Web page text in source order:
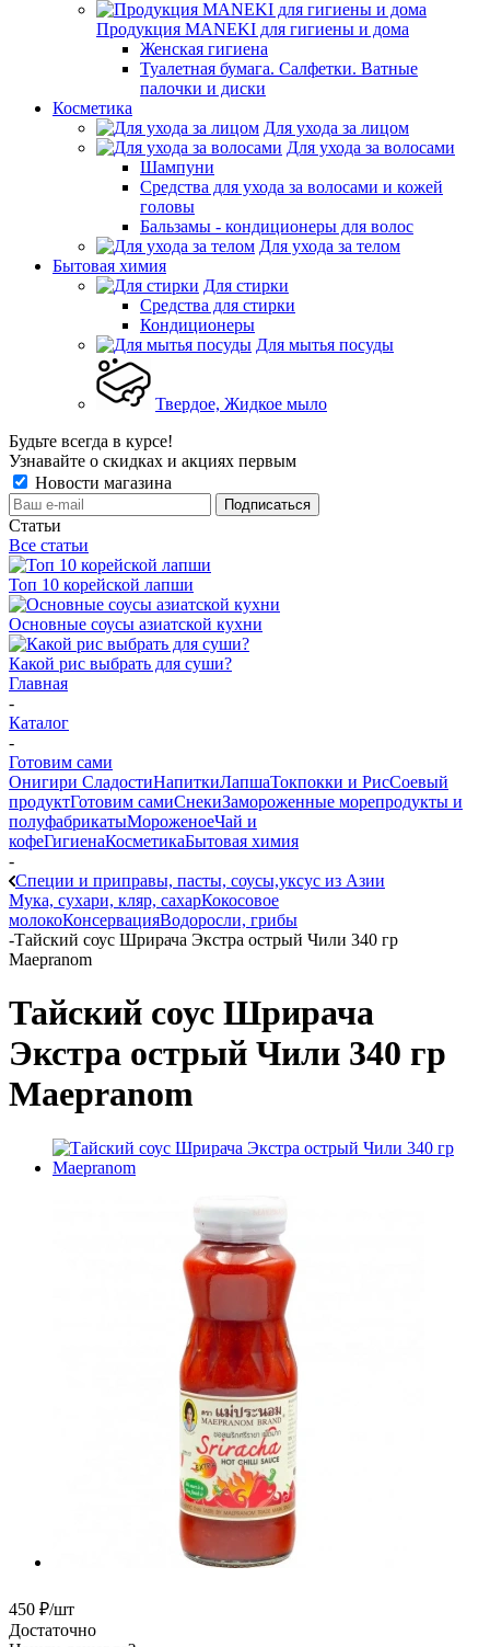
Продукция MANEKI для гигиены и дома
Женская гигиена
Туалетная бумага. Салфетки. Ватные
палочки и диски
Косметика
Для ухода за лицом
Для ухода за волосами
Шампуни
Средства для ухода за волосами и кожей
головы
Бальзамы - кондиционеры для волос
Для ухода за телом
Бытовая химия
Для стирки
Средства для стирки
Кондиционеры
Для мытья посуды
Твердое, Жидкое мыло
Будьте всегда в курсе!
Узнавайте о скидках и акциях первым
Новости магазина
Статьи
Все статьи
Топ 10 корейской лапши
Основные соусы азиатской кухни
Какой рис выбрать для суши?
Главная
-
Каталог
-
Готовим сами
Онигири СладостиНапиткиЛапшаТокпокки и РисСоевый
продуктГотовим самиСнекиЗамороженные морепродукты и
полуфабрикатыМороженоеЧай и
кофеГигиенаКосметикаБытовая химия
-
Специи и приправы, пасты, соусы,уксус из Азии
Мука, сухари, кляр, сахарКокосовое
молокоКонсервацияВодоросли, грибы
-Тайский соус Шрирача Экстра острый Чили 340 гр
Maepranom
Тайский соус Шрирача
Экстра острый Чили 340 гр
Maepranom
450 ₽/шт
Достаточно